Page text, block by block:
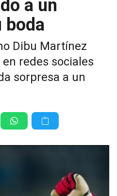
a un
boda
Dibu Martínez
redes sociales
sorpresa a un